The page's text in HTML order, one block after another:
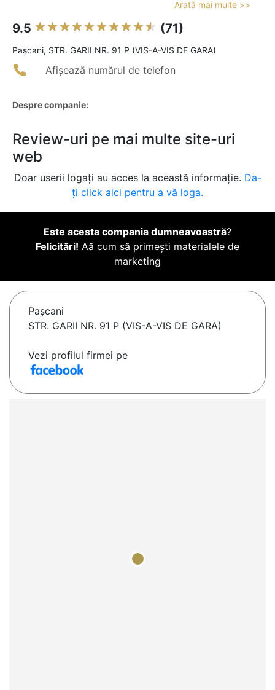
Arată mai multe >>
9.5 (71)
Paşcani, STR. GARII NR. 91 P (VIS-A-VIS DE GARA)
Afișează numărul de telefon
Despre companie:
Review-uri pe mai multe site-uri
web
Doar userii logați au acces la această informație. Da-
ți click aici pentru a vă loga.
Este acesta compania dumneavoastră?
Felicitări! Aă cum să primești materialele de
marketing
Paşcani
STR. GARII NR. 91 P (VIS-A-VIS DE GARA)
Vezi profilul firmei pe